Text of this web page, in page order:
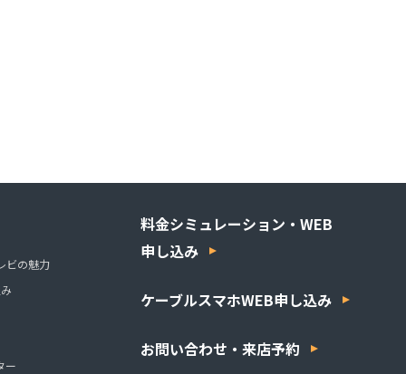
ビの魅力
ー
料金シミュレーション・WEB
申し込み
ケーブルスマホWEB申し込み
お問い合わせ・来店予約